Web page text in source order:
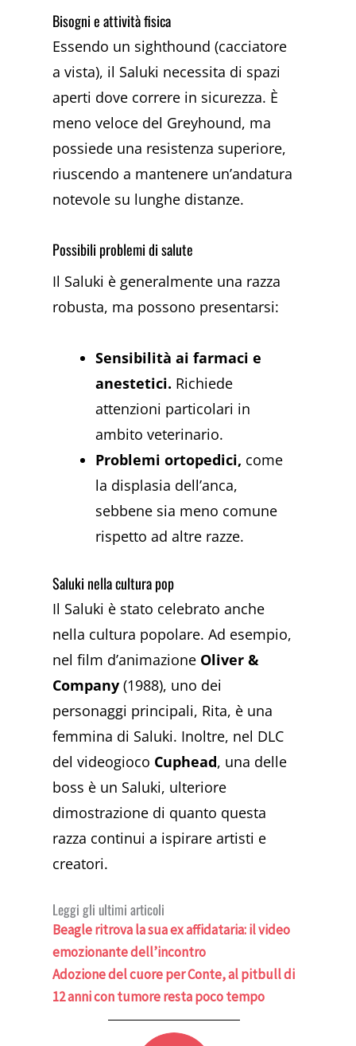
Bisogni e attività fisica
Essendo un sighthound (cacciatore
a vista), il Saluki necessita di spazi
aperti dove correre in sicurezza. È
meno veloce del Greyhound, ma
possiede una resistenza superiore,
riuscendo a mantenere un’andatura
notevole su lunghe distanze.
Possibili problemi di salute
Il Saluki è generalmente una razza
robusta, ma possono presentarsi:
Sensibilità ai farmaci e
anestetici. Richiede
attenzioni particolari in
ambito veterinario.
Problemi ortopedici, come
la displasia dell’anca,
sebbene sia meno comune
rispetto ad altre razze.
Saluki nella cultura pop
Il Saluki è stato celebrato anche
nella cultura popolare. Ad esempio,
nel film d’animazione Oliver &
Company (1988), uno dei
personaggi principali, Rita, è una
femmina di Saluki. Inoltre, nel DLC
del videogioco Cuphead, una delle
boss è un Saluki, ulteriore
dimostrazione di quanto questa
razza continui a ispirare artisti e
creatori.
Leggi gli ultimi articoli
Beagle ritrova la sua ex affidataria: il video
emozionante dell’incontro
Adozione del cuore per Conte, al pitbull di
12 anni con tumore resta poco tempo